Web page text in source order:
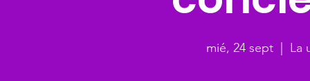
mié, 24 sept La